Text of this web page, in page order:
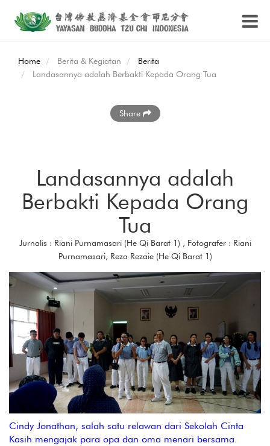
Home Berita & Kegiatan
Berita
Landasannya adalah Berbakti Kepada Orang Tua
Share
Landasannya adalah
Berbakti Kepada Orang
Tua
Jurnalis : Riani Purnamasari (He Qi Barat 1) , Fotografer : Riani
Purnamasari, Reza Rezaie (He Qi Barat 1)
Cindy Jonathan, salah satu relawan dari Sekolah Cinta
Kasih mengajak para opa dan oma menari bersama